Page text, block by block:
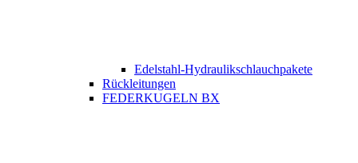
Edelstahl-Hydraulikschlauchpakete
Rückleitungen
FEDERKUGELN BX